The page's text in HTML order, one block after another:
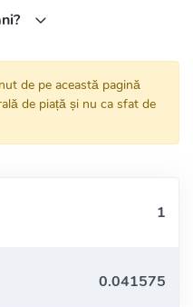
de pe această pagină
de piață și nu ca sfat de